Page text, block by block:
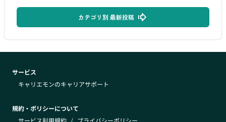
カテゴリ別 最新投稿
サービス
キャリエモンのキャリアサポート
規約・ポリシーについて
サービス利用規約 / プライバシーポリシー